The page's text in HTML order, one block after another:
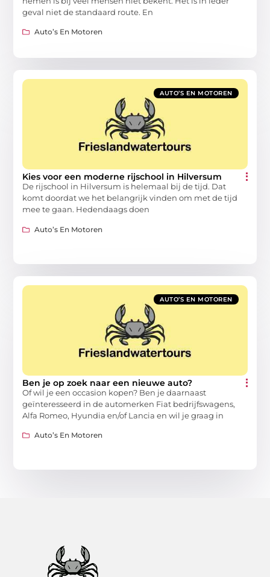
geval niet de standaard route. En
Auto’s En Motoren
AUTO’S EN MOTOREN
Kies voor een moderne rijschool in Hilversum
De rijschool in Hilversum is helemaal bij de tijd. Dat
komt doordat we het belangrijk vinden om met de tijd
mee te gaan. Hedendaags doen
Auto’s En Motoren
AUTO’S EN MOTOREN
Ben je op zoek naar een nieuwe auto?
Of wil je een occasion kopen? Ben je daarnaast
geïnteresseerd in de automerken Fiat bedrijfswagens,
Alfa Romeo, Hyundia en/of Lancia en wil je graag in
Auto’s En Motoren